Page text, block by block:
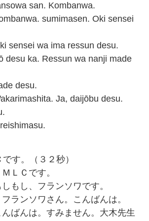
san. Kombanwa.
sumimasen. Oki sensei
sensei wa ima ressun desu.
desu ka. Ressun wa nanji made
desu.
Ja, daijōbu desu.
す。（３２秒）
ＬＣです。
もし、フランソワです。
ランソワさん。こんばんは。
ばんは。すみません。大木先生